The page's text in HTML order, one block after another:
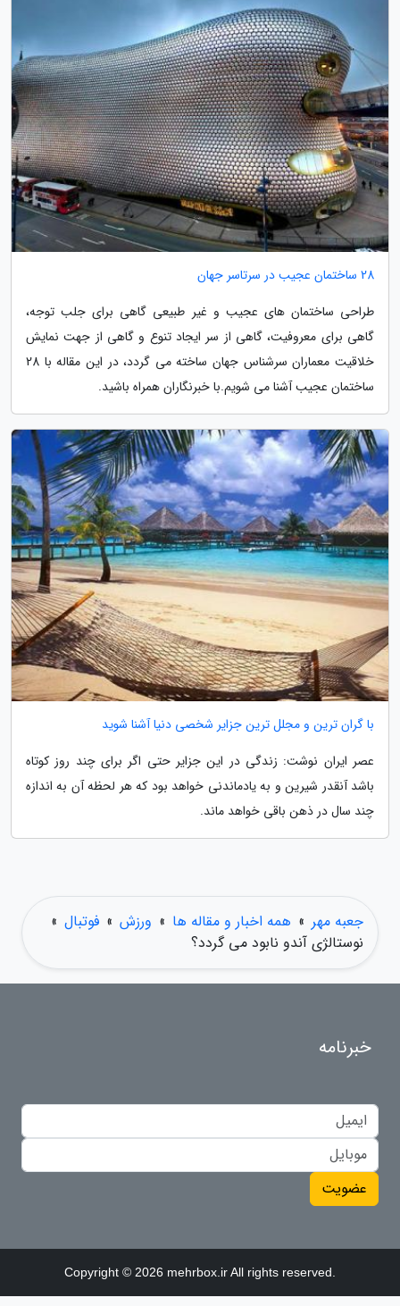
28 ساختمان عجیب در سرتاسر جهان
طراحی ساختمان های عجیب و غیر طبیعی گاهی برای جلب توجه،
گاهی برای معروفیت، گاهی از سر ایجاد تنوع و گاهی از جهت نمایش
خلاقیت معماران سرشناس جهان ساخته می گردد، در این مقاله با 28
ساختمان عجیب آشنا می شویم.با خبرنگاران همراه باشید.
با گران ترین و مجلل ترین جزایر شخصی دنیا آشنا شوید
عصر ایران نوشت: زندگی در این جزایر حتی اگر برای چند روز کوتاه
باشد آنقدر شیرین و به یادماندنی خواهد بود که هر لحظه آن به اندازه
چند سال در ذهن باقی خواهد ماند.
جعبه مهر » همه اخبار و مقاله ها » ورزش » فوتبال »
نوستالژی آندو نابود می گردد؟
خبرنامه
عضویت
Copyright © 2026 mehrbox.ir All rights reserved.